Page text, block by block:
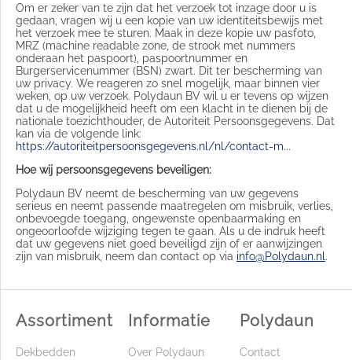
Om er zeker van te zijn dat het verzoek tot inzage door u is
gedaan, vragen wij u een kopie van uw identiteitsbewijs met
het verzoek mee te sturen. Maak in deze kopie uw pasfoto,
MRZ (machine readable zone, de strook met nummers
onderaan het paspoort), paspoortnummer en
Burgerservicenummer (BSN) zwart. Dit ter bescherming van
uw privacy. We reageren zo snel mogelijk, maar binnen vier
weken, op uw verzoek. Polydaun BV wil u er tevens op wijzen
dat u de mogelijkheid heeft om een klacht in te dienen bij de
nationale toezichthouder, de Autoriteit Persoonsgegevens. Dat
kan via de volgende link:
https://autoriteitpersoonsgegevens.nl/nl/contact-m...
Hoe wij persoonsgegevens beveiligen:
Polydaun BV neemt de bescherming van uw gegevens
serieus en neemt passende maatregelen om misbruik, verlies,
onbevoegde toegang, ongewenste openbaarmaking en
ongeoorloofde wijziging tegen te gaan. Als u de indruk heeft
dat uw gegevens niet goed beveiligd zijn of er aanwijzingen
zijn van misbruik, neem dan contact op via info@Polydaun.nl .
Assortiment
Dekbedden
Informatie
Over Polydaun
Polydaun
Contact